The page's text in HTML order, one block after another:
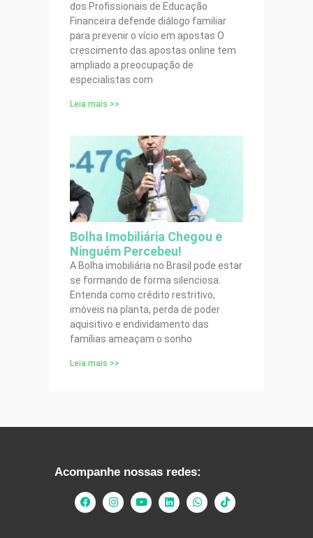
dos Profissionais de Educação
Financeira defende diálogo familiar
para prevenir o vício em apostas O
crescimento das apostas online tem
ampliado a preocupação de
especialistas com
Leia mais >>
Bolha Imobiliária Chegou e
Ninguém Percebeu!
A Bolha imobiliária no Brasil pode estar
se formando de forma silenciosa.
Entenda como crédito restritivo,
imóveis na planta, perda de poder
aquisitivo e endividamento das
famílias ameaçam o sonho
Leia mais >>
Acompanhe nossas redes: